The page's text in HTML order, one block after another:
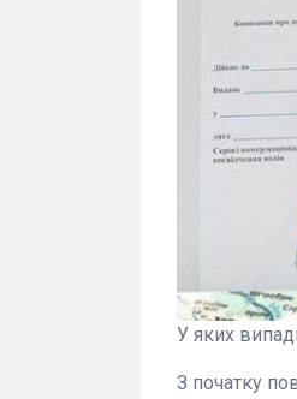
У яких
З початку